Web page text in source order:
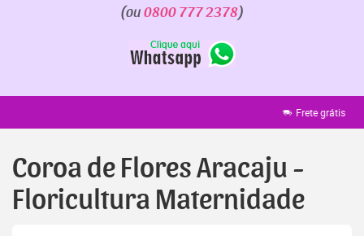
(ou 0800 777 2378)
Faixa grátis
Coroa de Flores Aracaju -
Floricultura Maternidade